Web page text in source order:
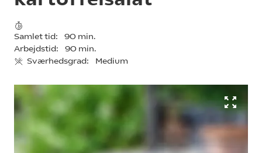
Samlet tid:
90 min.
Arbejdstid:
90 min.
Sværhedsgrad:
Medium